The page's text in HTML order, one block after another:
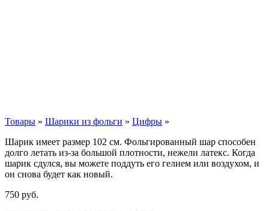
Товары » Шарики из фольги » Цифры »
Шарик имеет размер 102 см. Фольгированный шар способен
долго летать из-за большой плотности, нежели латекс. Когда
шарик сдулся, вы можете поддуть его гелием или воздухом, и
он снова будет как новый.
750 руб.